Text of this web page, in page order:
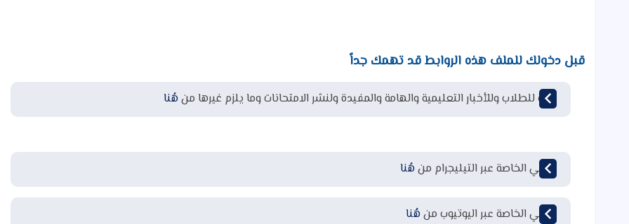
قبل دخولك للملف هذه الروابط قد تهمك جداً
قناة للطلاب وللأخبار التعليمية والهامة والمفيدة ولنشر الامتحانات وما يلزم غيرها من هُنا
قناتي الخاصة عبر التيليجرام من هُنا
قناتي الخاصة عبر اليوتيوب من هُنا